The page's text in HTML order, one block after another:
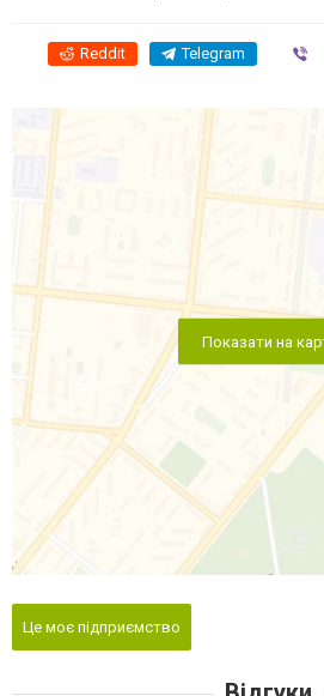
Reddit Telegram
Показати на
Це моє підприємство